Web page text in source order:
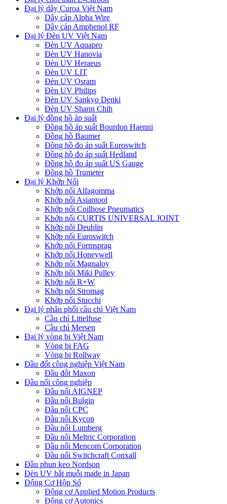
Đại lý dây Curoa Việt Nam
Dây cáp Alpha Wire
Dây cáp Amphenol RF
Đại lý Đèn UV Việt Nam
Đèn UV Aquapro
Đèn UV Hanovia
Đèn UV Heraeus
Đèn UV LIT
Đèn UV Osram
Đèn UV Philips
Đèn UV Sankyo Denki
Đèn UV Shann Chih
Đại lý đồng hồ áp suất
Đồng hồ áp suất Bourdon Haenni
Đồng hồ Baumer
Đồng hồ đo áp suất Euroswitch
Đồng hồ đo áp suất Hedland
Đồng hồ đo áp suất US Gauge
Đồng hồ Trumeter
Đại lý Khớp Nối
Khớp nối Alfagomma
Khớp nối Asiantool
Khớp nối Coilhose Pneumatics
Khớp nối CURTIS UNIVERSAL JOINT
Khớp nối Deublin
Khớp nối Euroswitch
Khớp nối Formsprag
Khớp nối Honeywell
Khớp nối Magnaloy
Khớp nối Miki Pulley
Khớp nối R+W
Khớp nối Stromag
Khớp nối Stucchi
Đại lý phân phối cầu chì Việt Nam
Cầu chì Littelfuse
Cầu chì Mersen
Đại lý vòng bi Việt Nam
Vòng bi FAG
Vòng bi Rollway
Đầu đốt công nghiệp Việt Nam
Đầu đốt Maxon
Đầu nối công nghiệp
Đầu nối AIGNEP
Đầu nối Bulgin
Đầu nối CPC
Đầu nối Kycon
Đầu nối Lumberg
Đầu nối Meltric Corporation
Đầu nối Mencom Corporation
Đầu nối Switchcraft Conxall
Đầu phun keo Nordson
Đèn UV bắt muỗi made in Japan
Động Cơ Hộp Số
Động cơ Applied Motion Products
Động cơ Autonics